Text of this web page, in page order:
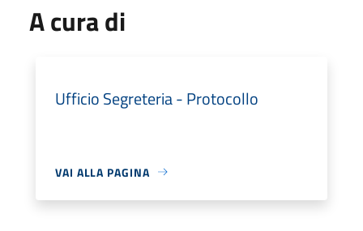
A cura di
Ufficio Segreteria - Protocollo
VAI ALLA PAGINA